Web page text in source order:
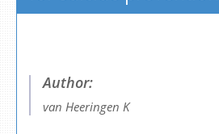
Author:
van Heeringen K